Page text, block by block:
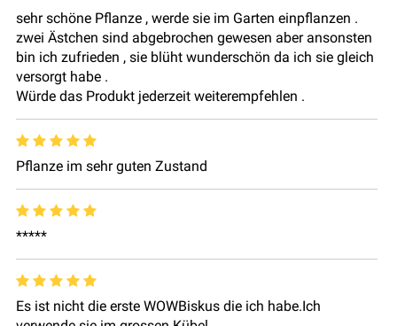
sehr schöne Pflanze , werde sie im Garten einpflanzen .
zwei Ästchen sind abgebrochen gewesen aber ansonsten
bin ich zufrieden , sie blüht wunderschön da ich sie gleich
versorgt habe .
Würde das Produkt jederzeit weiterempfehlen .
Pflanze im sehr guten Zustand
*****
Es ist nicht die erste WOWBiskus die ich habe.Ich